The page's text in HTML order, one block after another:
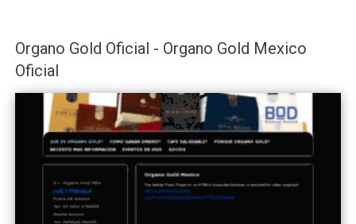
Organo Gold Oficial - Organo Gold Mexico
Oficial